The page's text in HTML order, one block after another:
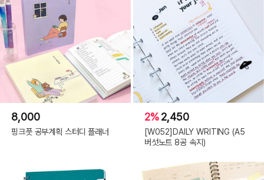
8,000
핑크풋 공부계획 스터디 플래너
2%2,450
[W052]DAILY WRITING (A5
버섯노트 8공 속지)